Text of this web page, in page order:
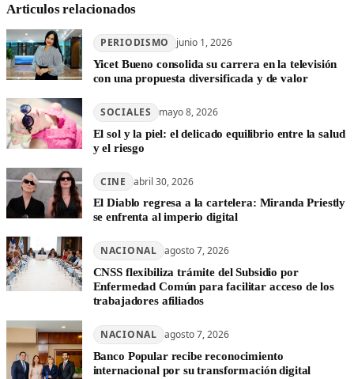
Articulos relacionados
PERIODISMO junio 1, 2026
Yicet Bueno consolida su carrera en la televisión
con una propuesta diversificada y de valor
SOCIALES mayo 8, 2026
El sol y la piel: el delicado equilibrio entre la salud
y el riesgo
CINE abril 30, 2026
El Diablo regresa a la cartelera: Miranda Priestly
se enfrenta al imperio digital
NACIONAL agosto 7, 2026
CNSS flexibiliza trámite del Subsidio por
Enfermedad Común para facilitar acceso de los
trabajadores afiliados
NACIONAL agosto 7, 2026
Banco Popular recibe reconocimiento
internacional por su transformación digital